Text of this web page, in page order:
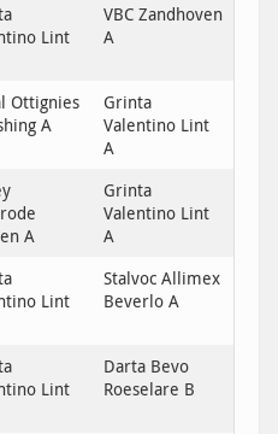
Lint
VBC Zandhoven
A
Ottignies
A
Grinta
Valentino Lint
A
A
Grinta
Valentino Lint
A
Lint
Stalvoc Allimex
Beverlo A
Lint
Darta Bevo
Roeselare B